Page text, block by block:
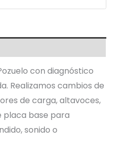
con diagnóstico
Realizamos cambios de
de carga, altavoces,
placa base para
sonido o